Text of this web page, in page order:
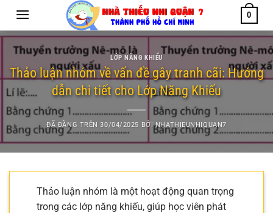
nội
dung
0
LỚP NĂNG KHIẾU
Thảo luận nhóm về vấn đề gây tranh cãi: Hướng
dẫn chi tiết cho Lớp Năng Khiếu
ĐÃ ĐĂNG TRÊN30/04/2025 BỞINHATHIEUNHIQUAN7
Thảo luận nhóm là một hoạt động quan trọng
trong các lớp năng khiếu, giúp học viên phát